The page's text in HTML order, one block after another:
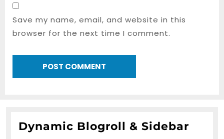
Save my name, email, and website in this
browser for the next time I comment.
Dynamic Blogroll & Sidebar